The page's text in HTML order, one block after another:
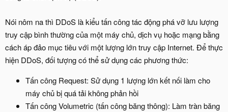
Nói nôm na thì DDoS là kiểu tấn công tác động phá vỡ lưu lượng
truy cập bình thường của một máy chủ, dịch vụ hoặc mạng bằng
cách áp đảo mục tiêu với một lượng lớn truy cập Internet. Để thực
hiện DDoS, đối tượng có thể sử dụng các phương thức:
Tấn công Request: Sử dụng 1 lượng lớn kết nối làm cho
máy chủ bị quá tải không phản hồi
Tấn công Volumetric (tấn công băng thông): Làm tràn băng